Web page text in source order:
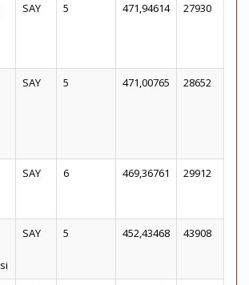
SAY 5 471,94614 27930
SAY 5 471,00765 28652
SAY 6 469,36761 29912
SAY 5 452,43468 43908